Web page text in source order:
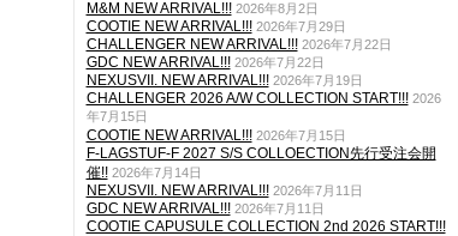
M&M NEW ARRIVAL!!! 2026年8月2日
COOTIE NEW ARRIVAL!!! 2026年7月29日
CHALLENGER NEW ARRIVAL!!! 2026年7月22日
GDC NEW ARRIVAL!!! 2026年7月22日
NEXUSVII. NEW ARRIVAL!!! 2026年7月19日
CHALLENGER 2026 A/W COLLECTION START!!! 2026
年7月15日
COOTIE NEW ARRIVAL!!! 2026年7月15日
F-LAGSTUF-F 2027 S/S COLLOECTION先行受注会開
催!! 2026年7月14日
NEXUSVII. NEW ARRIVAL!!! 2026年7月11日
GDC NEW ARRIVAL!!! 2026年7月11日
COOTIE CAPUSULE COLLECTION 2nd 2026 START!!!